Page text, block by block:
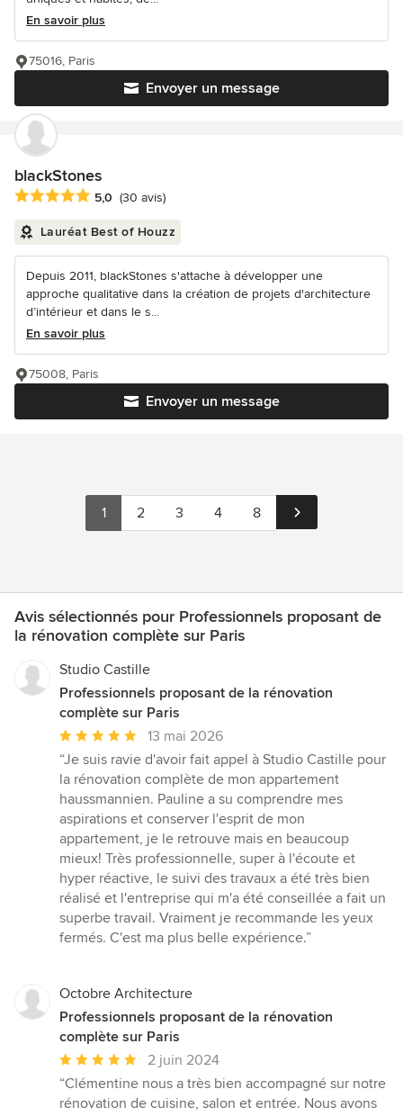
En savoir plus
Envoyer un message
75016, Paris
blackStones
Note moyenne : 5 étoiles sur 5
5,0 (30 avis)
Lauréat Best of Houzz
Depuis 2011, blackStones s'attache à développer une
approche qualitative dans la création de projets d'architecture
d’intérieur et dans le s...
En savoir plus
Envoyer un message
75008, Paris
1 2 3 4 8
Avis sélectionnés pour Professionnels proposant de
la rénovation complète sur Paris
Studio Castille
Professionnels proposant de la rénovation
complète sur Paris
Note
moyenne
:
5
étoiles
sur
5
13 mai 2026
“Je suis ravie d'avoir fait appel à Studio Castille pour
la rénovation complète de mon appartement
haussmannien. Pauline a su comprendre mes
aspirations et conserver l'esprit de mon
appartement, je le retrouve mais en beaucoup
mieux! Très professionnelle, super à l'écoute et
hyper réactive, le suivi des travaux a été très bien
réalisé et l'entreprise qui m'a été conseillée a fait un
superbe travail. Vraiment je recommande les yeux
fermés. C'est ma plus belle expérience.”
Octobre Architecture
Professionnels proposant de la rénovation
complète sur Paris
Note
moyenne
:
2 juin 2024
“Clémentine nous a très bien accompagné sur notre
rénovation de cuisine, salon et entrée. Nous avons